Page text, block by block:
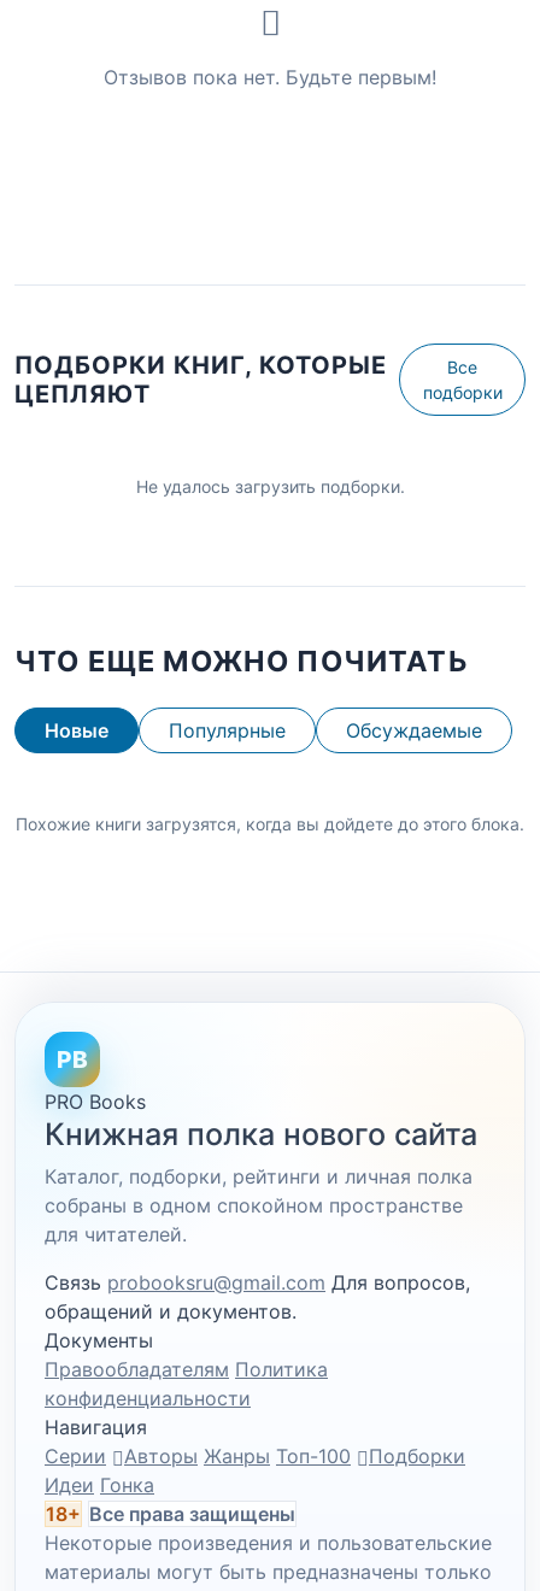
Отзывов пока нет. Будьте первым!
ПОДБОРКИ КНИГ, КОТОРЫЕ
ЦЕПЛЯЮТ
Все
подборки
Не удалось загрузить подборки.
ЧТО ЕЩЕ МОЖНО ПОЧИТАТЬ
Новые Популярные Обсуждаемые
Похожие книги загрузятся, когда вы дойдете до этого блока.
PB
PRO Books
Книжная полка нового сайта
Каталог, подборки, рейтинги и личная полка
собраны в одном спокойном пространстве
для читателей.
Связь probooksru@gmail.com Для вопросов,
обращений и документов.
Документы
Правообладателям Политика
конфиденциальности
Навигация
Серии
Авторы Жанры Топ-100
Подборки
Идеи Гонка
18+ Все права защищены
Некоторые произведения и пользовательские
материалы могут быть предназначены только